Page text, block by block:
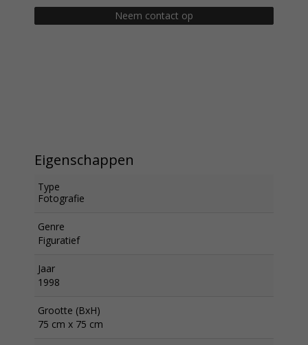
Neem contact op
Eigenschappen
Type
Fotografie
Genre
Figuratief
Jaar
1998
Grootte (BxH)
75 cm x 75 cm